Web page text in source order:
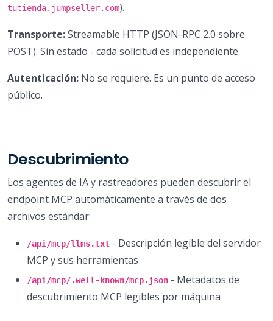
tutienda.jumpseller.com).
Transporte:Streamable HTTP (JSON-RPC 2.0 sobre
POST). Sin estado - cada solicitud es independiente.
Autenticación: No se requiere. Es un punto de acceso
público.
Descubrimiento
Los agentes de IA y rastreadores pueden descubrir el
endpoint MCP automáticamente a través de dos
archivos estándar:
/api/mcp/llms.txt - Descripción legible del servidor
MCP y sus herramientas
/api/mcp/.well-known/mcp.json - Metadatos de
descubrimiento MCP legibles por máquina